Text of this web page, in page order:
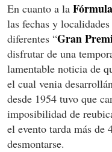
En cuanto a la
las fechas y
diferentes “Gran
disfrutar de una
lamentable noticia de
el cual venia
desde 1954 tuvo que
imposibilidad de
el evento tarda más de
desmontarse.